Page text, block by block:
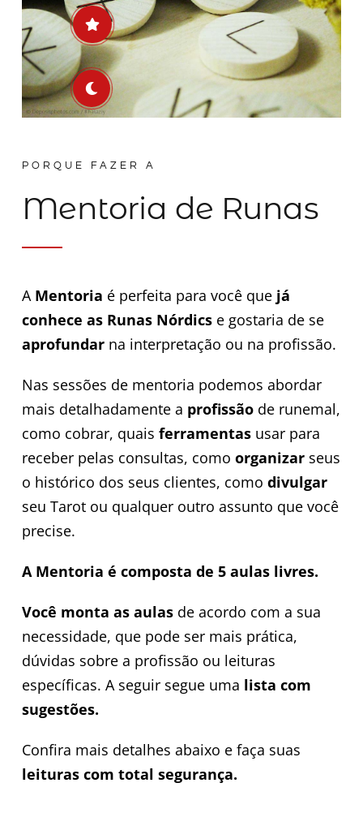
PORQUE FAZER A
Mentoria de Runas
A Mentoria é perfeita para você quejá
conhece as Runas Nórdics e gostaria de se
aprofundarna interpretação ou na profissão.
Nas sessões de mentoria podemos abordar
mais detalhadamente a profissãode runemal,
como cobrar, quais ferramentasusar para
receber pelas consultas, como organizarseus
o histórico dos seus clientes, como divulgar
seu Tarot ou qualquer outro assunto que você
precise.
A Mentoria é composta de 5 aulas livres.
Você monta as aulasde acordo com a sua
necessidade, que pode ser mais prática,
dúvidas sobre a profissão ou leituras
específicas. A seguir segue uma lista com
sugestões.
Confira mais detalhes abaixo e faça suas
leituras com total segurança.